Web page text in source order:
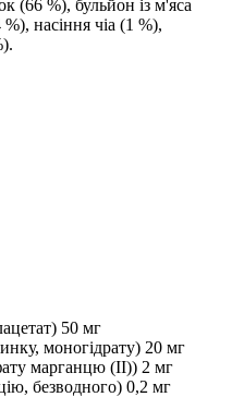
(66 %), бульйон із м'яса
насіння чіа (1 %),
50 мг
моногідрату) 20 мг
марганцю (II)) 2 мг
безводного) 0,2 мг